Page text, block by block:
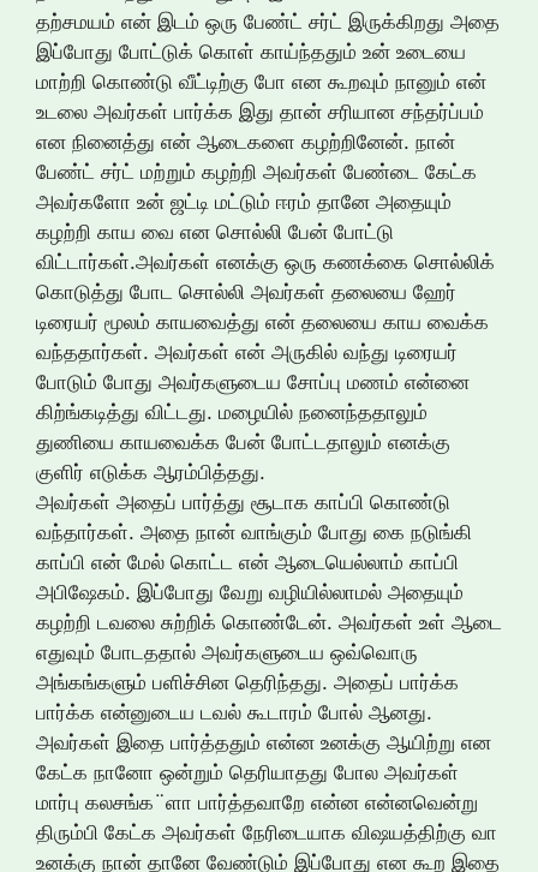
தற்சமயம் என் இடம் ஒரு பேண்ட் சர்ட் இருக்கிறது அதை
இப்போது போட்டுக் கொள் காய்ந்ததும் உன் உடையை
மாற்றி கொண்டு வீட்டிற்கு போ என கூறவும் நானும் என்
உடலை அவர்கள் பார்க்க இது தான் சரியான சந்தர்ப்பம்
என நினைத்து என் ஆடைகளை கழற்றினேன். நான்
பேண்ட் சர்ட் மற்றும் கழற்றி அவர்கள் பேண்டை கேட்க
அவர்களோ உன் ஜட்டி மட்டும் ஈரம் தானே அதையும்
கழற்றி காய வை என சொல்லி பேன் போட்டு
விட்டார்கள்.அவர்கள் எனக்கு ஒரு கணக்கை சொல்லிக்
கொடுத்து போட சொல்லி அவர்கள் தலையை ஹேர்
டிரையர் மூலம் காயவைத்து என் தலையை காய வைக்க
வந்ததார்கள். அவர்கள் என் அருகில் வந்து டிரையர்
போடும் போது அவர்களுடைய சோப்பு மணம் என்னை
கிற்ங்கடித்து விட்டது. மழையில் நனைந்ததாலும்
துணியை காயவைக்க பேன் போட்டதாலும் எனக்கு
குளிர் எடுக்க ஆரம்பித்தது.
அவர்கள் அதைப் பார்த்து சூடாக காப்பி கொண்டு
வந்தார்கள். அதை நான் வாங்கும் போது கை நடுங்கி
காப்பி என் மேல் கொட்ட என் ஆடையெல்லாம் காப்பி
அபிஷேகம். இப்போது வேறு வழியில்லாமல் அதையும்
கழற்றி டவலை சுற்றிக் கொண்டேன். அவர்கள் உள் ஆடை
எதுவும் போடததால் அவர்களுடைய ஒவ்வொரு
அங்கங்களும் பளிச்சின தெரிந்தது. அதைப் பார்க்க
பார்க்க என்னுடைய டவல் கூடாரம் போல் ஆனது.
அவர்கள் இதை பார்த்ததும் என்ன உனக்கு ஆயிற்று என
கேட்க நானோ ஒன்றும் தெரியாதது போல அவர்கள்
மார்பு கலசங்க¨ளா பார்த்தவாறே என்ன என்னவென்று
திரும்பி கேட்க அவர்கள் நேரிடையாக விஷயத்திற்கு வா
உனக்கு நான் தானே வேண்டும் இப்போது என கூற இதை